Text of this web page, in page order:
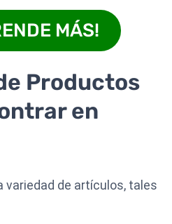
MÁS!
Productos
en
variedad de artículos, tales